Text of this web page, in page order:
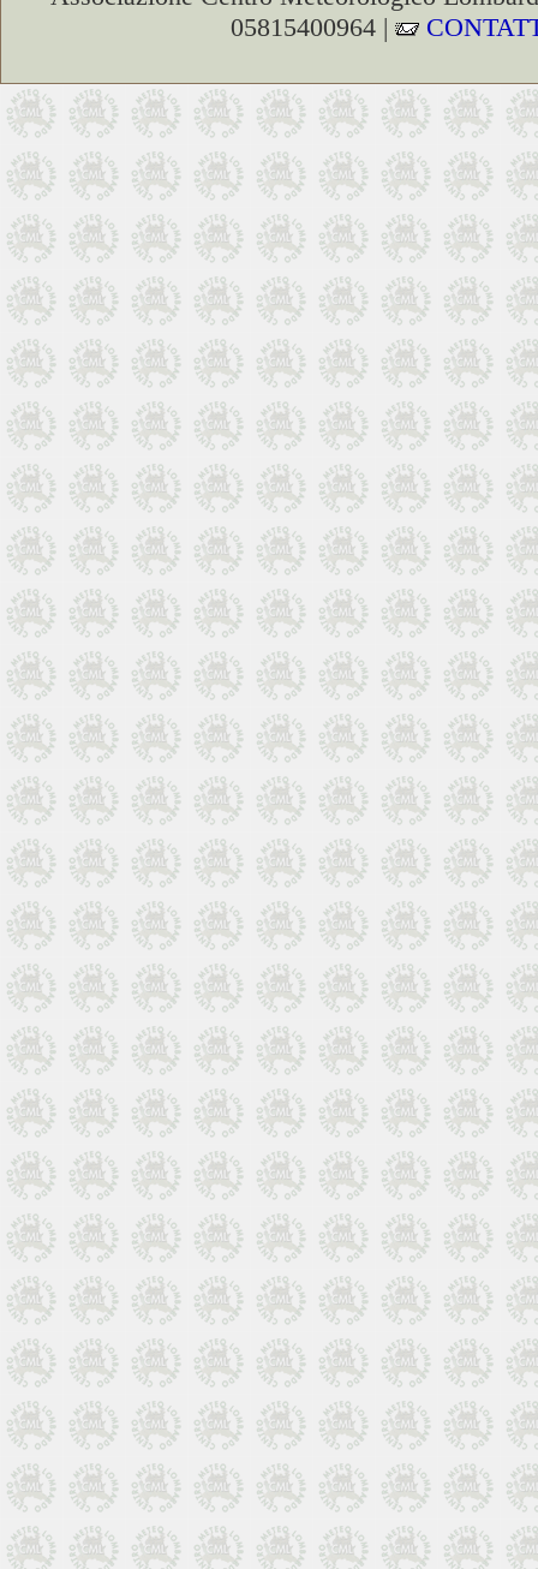
05815400964 |